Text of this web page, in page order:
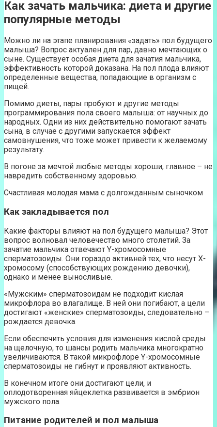
Как зачать мальчика: диета и другие
популярные методы
Можно ли на этапе планирования «задать» пол будущего
малыша? Вопрос актуален для пар, давно мечтающих о
сыне. Существует особая диета для зачатия мальчика,
эффективность которой доказана. На пол плода влияют
определенные вещества, попадающие в организм с
пищей.
Помимо диеты, пары пробуют и другие методы
программирования пола своего малыша: от научных до
народных. Одни из них действительно помогают зачать
сына, в случае с другими запускается эффект
самовнушения, что тоже может привести к желаемому
результату.
В погоне за мечтой любые методы хороши, главное – не
навредить собственному здоровью.
Счастливая молодая мама с долгожданным сыночком
Как закладывается пол
Какие факторы влияют на пол будущего малыша? Этот
вопрос волновал человечество много столетий. За
зачатие мальчика отвечают Y-хромосомные
сперматозоиды. Они гораздо активней тех, что несут X-
хромосому (способствующих рождению девочки),
однако и менее выносливые.
«Мужским» сперматозоидам не подходит кислая
микрофлора во влагалище. В ней они погибают, а цели
достигают «женские» сперматозоиды, следовательно –
рождается девочка.
Если обеспечить условия для изменения кислой среды
на щелочную, то шансы родить мальчика многократно
увеличиваются. В такой микрофлоре Y-хромосомные
сперматозоиды не гибнут и проявляют активность.
В конечном итоге они достигают цели, и
оплодотворенная яйцеклетка развивается в эмбрион
мужского пола.
Питание родителей и пол малыша